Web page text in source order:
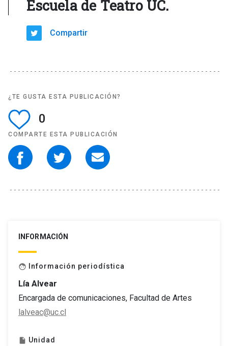
Escuela de Teatro UC.
Compartir
¿TE GUSTA ESTA PUBLICACIÓN?
0
COMPARTE ESTA PUBLICACIÓN
INFORMACIÓN
face Información periodística
Lía Alvear
Encargada de comunicaciones, Facultad de Artes
lalveac@uc.cl
insert_drive_file Unidad